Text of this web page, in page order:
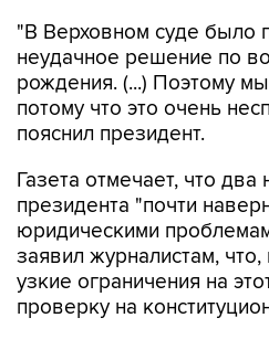
"В Верховном суде было
неудачное решение по
рождения. (...) Поэтому
потому что это очень
пояснил президент.
Газета отмечает, что два
президента "почти
юридическими
заявил журналистам,
узкие ограничения на
проверку на